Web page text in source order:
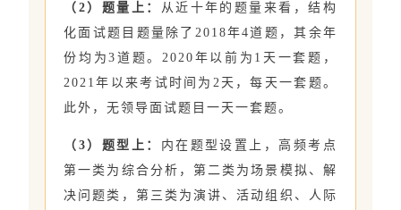
（2）题量上：
从近十年的题量来看，结构
化面试题目题量除了2018年4道题，其余年
份均为3道题。2020年以前为1天一套题，
2021年以来考试时间为2天，每天一套题。
此外，无领导面试题目一天一套题。
（3）题型上： 内在题型设置上，高频考点
第一类为综合分析，第二类为场景模拟、解
决问题类，第三类为演讲、活动组织、人际